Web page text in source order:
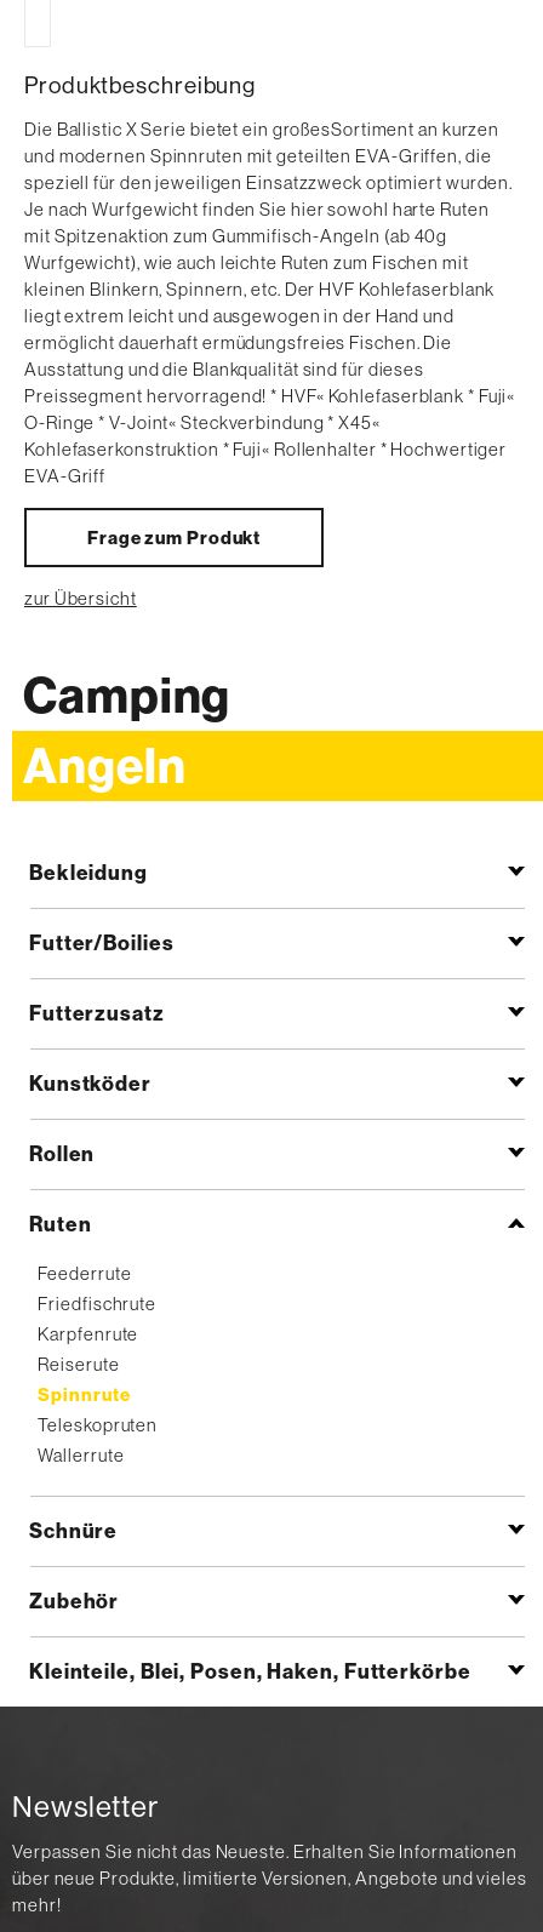
Produktbeschreibung
Die Ballistic X Serie bietet ein großesSortiment an kurzen
und modernen Spinnruten mit geteilten EVA-Griffen, die
speziell für den jeweiligen Einsatzzweck optimiert wurden.
Je nach Wurfgewicht finden Sie hier sowohl harte Ruten
mit Spitzenaktion zum Gummifisch-Angeln (ab 40g
Wurfgewicht), wie auch leichte Ruten zum Fischen mit
kleinen Blinkern, Spinnern, etc. Der HVF Kohlefaserblank
liegt extrem leicht und ausgewogen in der Hand und
ermöglicht dauerhaft ermüdungsfreies Fischen. Die
Ausstattung und die Blankqualität sind für dieses
Preissegment hervorragend! * HVF« Kohlefaserblank * Fuji«
O-Ringe * V-Joint« Steckverbindung * X45«
Kohlefaserkonstruktion * Fuji« Rollenhalter * Hochwertiger
EVA-Griff
Frage zum Produkt
zur Übersicht
Camping
Angeln
Bekleidung
Futter/Boilies
Futterzusatz
Kunstköder
Rollen
Ruten
Feederrute
Friedfischrute
Karpfenrute
Reiserute
Spinnrute
Teleskopruten
Wallerrute
Schnüre
Zubehör
Kleinteile, Blei, Posen, Haken, Futterkörbe
Newsletter
Verpassen Sie nicht das Neueste. Erhalten Sie Informationen
über neue Produkte, limitierte Versionen, Angebote und vieles
mehr!